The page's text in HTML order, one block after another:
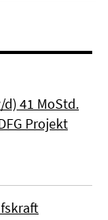
41 MoStd.
Projekt